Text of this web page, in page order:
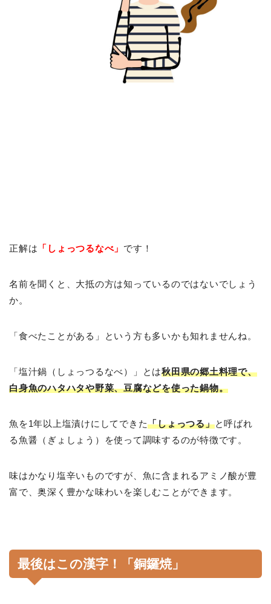
正解は 「しょっつるなべ」 です！
名前を聞くと、大抵の方は知っているのではないでしょう
か。
「食べたことがある」という方も多いかも知れませんね。
「塩汁鍋（しょっつるなべ）」とは秋田県の郷土料理で、
白身魚のハタハタや野菜、豆腐などを使った鍋物。
魚を1年以上塩漬けにしてできた「しょっつる」と呼ばれ
る魚醤（ぎょしょう）を使って調味するのが特徴です。
味はかなり塩辛いものですが、魚に含まれるアミノ酸が豊
富で、奥深く豊かな味わいを楽しむことができます。
最後はこの漢字！「銅鑼焼」